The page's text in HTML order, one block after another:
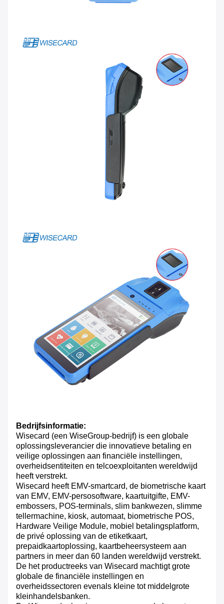
Bedrijfsinformatie:
Wisecard (een WiseGroup-bedrijf) is een globale
oplossingsleverancier die innovatieve betaling en
veilige oplossingen aan financiële instellingen,
overheidsentiteiten en telcoexploitanten wereldwijd
heeft verstrekt.
Wisecard heeft EMV-smartcard, de biometrische kaart
van EMV, EMV-persosoftware, kaartuitgifte, EMV-
embossers, POS-terminals, slim bankwezen, slimme
tellermachine, kiosk, automaat, biometrische POS,
Hardware Veilige Module, mobiel betalingsplatform,
de privé oplossing van de etiketkaart,
prepaidkaartoplossing, kaartbeheersysteem aan
partners in meer dan 60 landen wereldwijd verstrekt.
De het productreeks van Wisecard machtigt grote
globale de financiële instellingen en
overheidssectoren evenals kleine tot middelgrote
kleinhandelsbanken.